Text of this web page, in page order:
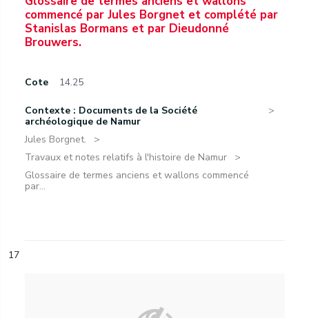
commencé par Jules Borgnet et complété par
Stanislas Bormans et par Dieudonné
Brouwers.
Cote 14.25
Contexte : Documents de la Société
archéologique de Namur
Jules Borgnet.
Travaux et notes relatifs à l'histoire de Namur
Glossaire de termes anciens et wallons commencé
par...
17